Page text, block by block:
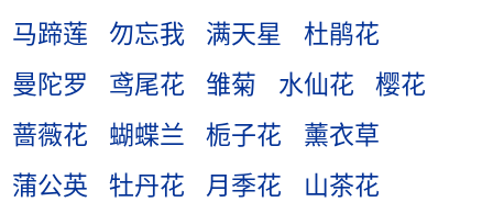
马蹄莲
勿忘我 满天星
杜鹃花
曼陀罗
鸢尾花 雏菊 水仙花
樱花
蔷薇花
蝴蝶兰 栀子花
薰衣草
蒲公英
牡丹花 月季花
山茶花